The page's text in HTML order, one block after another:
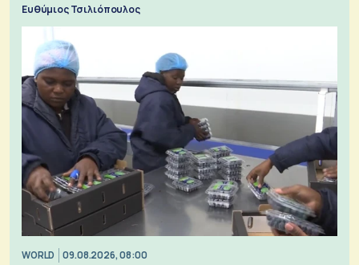
Ευθύμιος Τσιλιόπουλος
WORLD 09.08.2026, 08:00